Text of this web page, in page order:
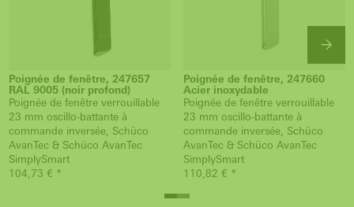
Poignée de fenêtre, 247657
RAL 9005 (noir profond)
Poignée de fenêtre verrouillable
23 mm oscillo-battante à
commande inversée, Schüco
AvanTec & Schüco AvanTec
SimplySmart
104,73 € *
Poignée de fenêtre, 247660
Acier inoxydable
Poignée de fenêtre verrouillable
23 mm oscillo-battante à
commande inversée, Schüco
AvanTec & Schüco AvanTec
SimplySmart
110,82 € *